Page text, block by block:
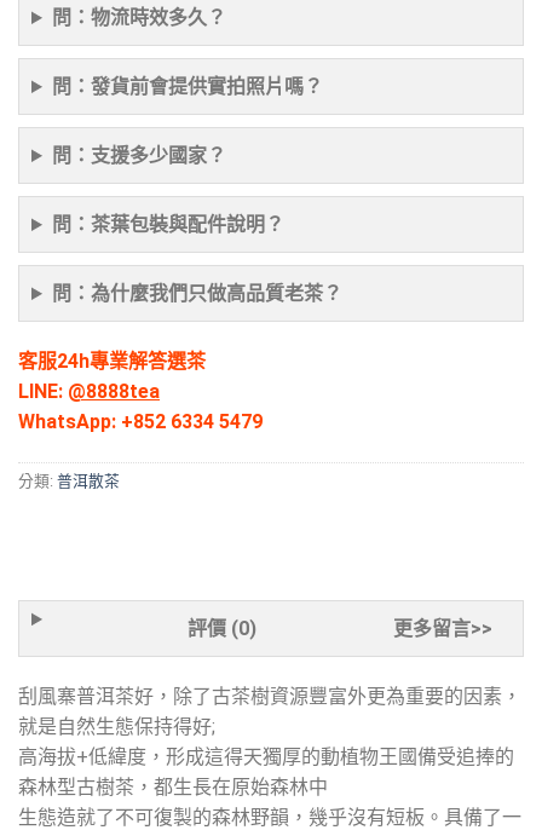
問：物流時效多久？
問：發貨前會提供實拍照片嗎？
問：支援多少國家？
問：茶葉包裝與配件說明？
問：為什麼我們只做高品質老茶？
客服24h專業解答選茶
LINE: @8888tea
WhatsApp: +852 6334 5479
分類: 普洱散茶
評價 (0) 更多留言>>
刮風寨普洱茶好，除了古茶樹資源豐富外更為重要的因素，
就是自然生態保持得好;
高海拔+低緯度，形成這得天獨厚的動植物王國備受追捧的
森林型古樹茶，都生長在原始森林中
生態造就了不可復製的森林野韻，幾乎沒有短板。具備了一